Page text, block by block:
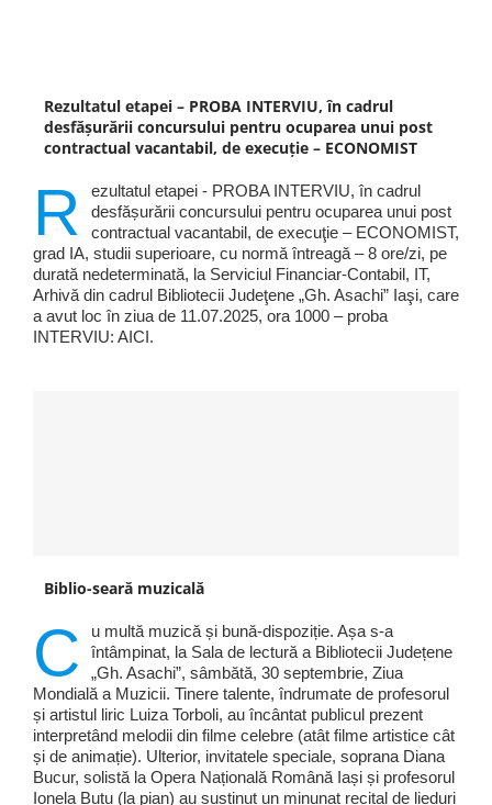
Rezultatul etapei – PROBA INTERVIU, în cadrul
desfășurării concursului pentru ocuparea unui post
contractual vacantabil, de execuţie – ECONOMIST
R
ezultatul etapei - PROBA INTERVIU, în cadrul
desfășurării concursului pentru ocuparea unui post
contractual vacantabil, de execuţie – ECONOMIST,
grad IA, studii superioare, cu normă întreagă – 8 ore/zi, pe
durată nedeterminată, la Serviciul Financiar-Contabil, IT,
Arhivă din cadrul Bibliotecii Judeţene „Gh. Asachi” Iaşi, care
a avut loc în ziua de 11.07.2025, ora 1000 – proba
INTERVIU: AICI.
Biblio-seară muzicală
C
u multă muzică și bună-dispoziție. Așa s-a
întâmpinat, la Sala de lectură a Bibliotecii Județene
„Gh. Asachi”, sâmbătă, 30 septembrie, Ziua
Mondială a Muzicii. Tinere talente, îndrumate de profesorul
și artistul liric Luiza Torboli, au încântat publicul prezent
interpretând melodii din filme celebre (atât filme artistice cât
și de animație). Ulterior, invitatele speciale, soprana Diana
Bucur, solistă la Opera Națională Română Iași și profesorul
Ionela Butu (la pian) au susținut un minunat recital de lieduri